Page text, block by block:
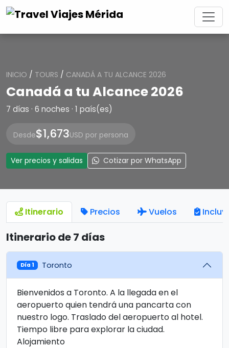
INICIO / TOURS / CANADÁ A TU ALCANCE 2026
Canadá a tu Alcance 2026
7 días · 6 noches · 1 país(es)
Desde$1,673USD por persona
Ver precios y salidas Cotizar por WhatsApp
Itinerario Precios Vuelos
Itinerario de 7 días
Día 1 Toronto
Bienvenidos a Toronto. A la llegada en el
aeropuerto quien tendrá una pancarta con
nuestro logo. Traslado del aeropuerto al hotel.
Tiempo libre para explorar la ciudad.
Alojamiento